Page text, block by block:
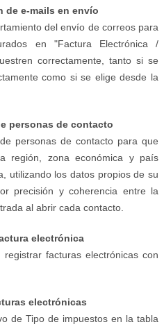
de e-mails en envío
del envío de correos para
en "Factura Electrónica /
correctamente, tanto si se
como si se elige desde la
personas de contacto
personas de contacto para que
región, zona económica y país
utilizando los datos propios de su
precisión y coherencia entre la
al abrir cada contacto.
electrónica
facturas electrónicas con
electrónicas
de Tipo de impuestos en la tabla